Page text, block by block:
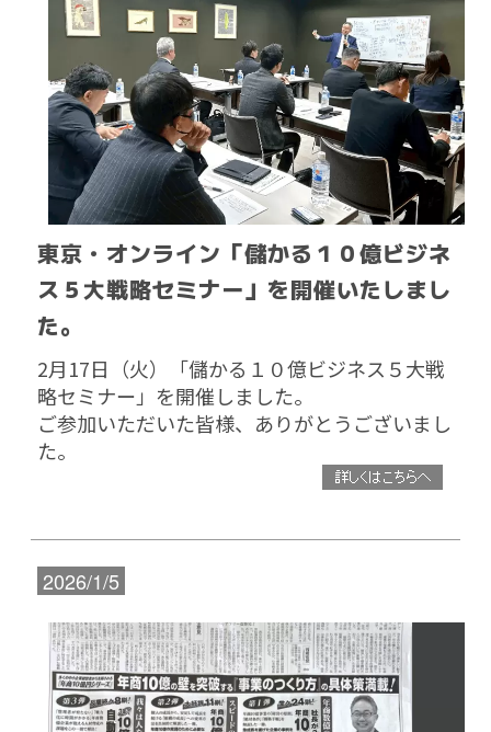
東京・オンライン「儲かる１０億ビジネ
ス５大戦略セミナー」を開催いたしまし
た。
2月17日（火）「儲かる１０億ビジネス５大戦
略セミナー」を開催しました。
ご参加いただいた皆様、ありがとうございまし
た。
2026/1/5